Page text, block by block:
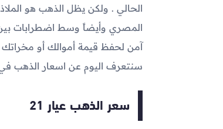
الحالي . ولكن يظل الذهب هو
المصري وأيضاً وسط اضطرابات
آمن لحفظ قيمة أموالك أو مخراتك
سنتعرف اليوم عن اسعار
سعر الذهب عيار 21